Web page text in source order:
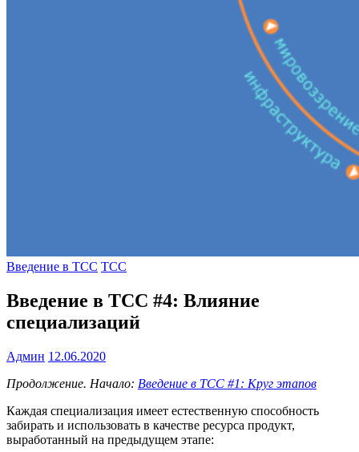
Введение в ТСС ТСС
Введение в ТСС #4: Влияние
специализаций
Админ 12.06.2020
Продолжение. Начало: Введение в ТСС #1: Круг этапов
Каждая специализация имеет естественную способность
забирать и использовать в качестве ресурса продукт,
выработанный на предыдущем этапе: